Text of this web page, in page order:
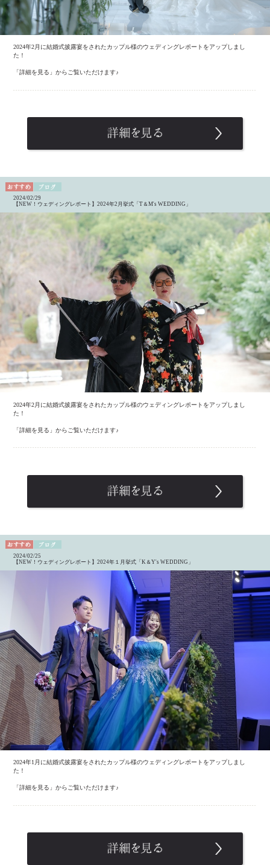
2024年2月に結婚式披露宴をされたカップル様のウェディングレポートをアップしまし
た！
「詳細を見る」からご覧いただけます♪
2024/02/29
【NEW！ウェディングレポート】2024年2月挙式「T＆M's WEDDING」
2024年2月に結婚式披露宴をされたカップル様のウェディングレポートをアップしまし
た！
「詳細を見る」からご覧いただけます♪
2024/02/25
【NEW！ウェディングレポート】2024年１月挙式「K＆Y's WEDDING」
2024年1月に結婚式披露宴をされたカップル様のウェディングレポートをアップしまし
た！
「詳細を見る」からご覧いただけます♪